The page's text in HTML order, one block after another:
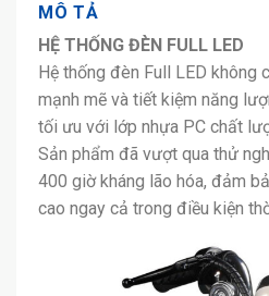
MÔ TẢ
HỆ THỐNG ĐÈN FULL LED
Hệ thống đèn Full LED không
mạnh mẽ và tiết kiệm năng
tối ưu với lớp nhựa PC chất
Sản phẩm đã vượt qua thử
400 giờ kháng lão hóa, đảm
cao ngay cả trong điều kiện